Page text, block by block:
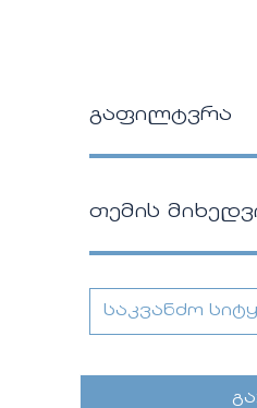
გაფილტვრა
თემის